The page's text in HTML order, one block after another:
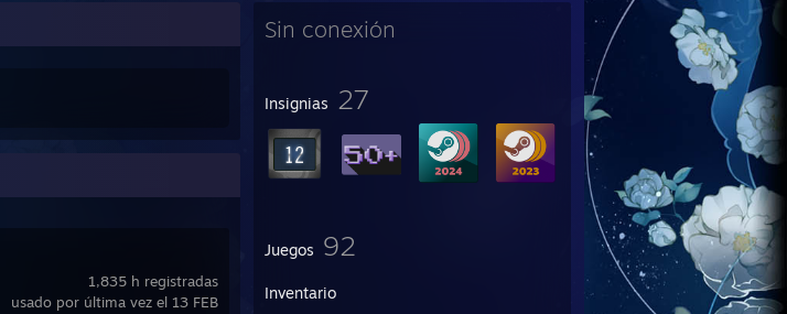
Sin conexión
Insignias 27
Juegos 92
Inventario
1,835 h registradas
usado por última vez el 13 FEB